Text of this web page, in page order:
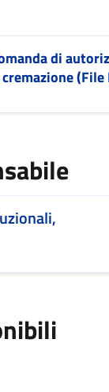
di
(File